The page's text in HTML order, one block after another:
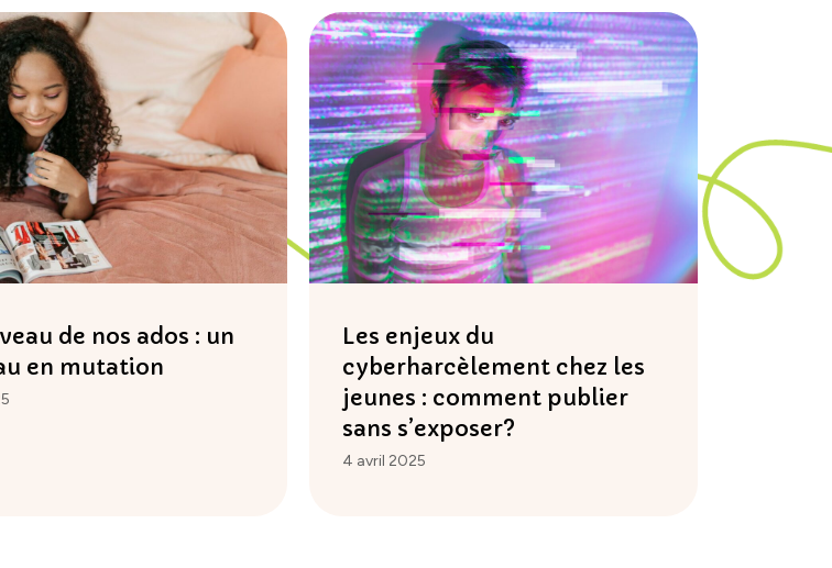
de nos ados : un
en mutation
Les enjeux du
cyberharcèlement chez les
jeunes : comment publier
sans s’exposer?
4 avril 2025